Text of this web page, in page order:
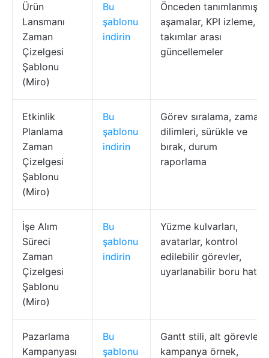
Ürün
Lansmanı
Zaman
Çizelgesi
Şablonu
(Miro)
Bu
şablonu
indirin
Önceden tanımlanmış
aşamalar, KPI izleme,
takımlar arası
güncellemeler
Etkinlik
Planlama
Zaman
Çizelgesi
Şablonu
(Miro)
Bu
şablonu
indirin
Görev sıralama, zaman
dilimleri, sürükle ve
bırak, durum
raporlama
İşe Alım
Süreci
Zaman
Çizelgesi
Şablonu
(Miro)
Bu
şablonu
indirin
Yüzme kulvarları,
avatarlar, kontrol
edilebilir görevler,
uyarlanabilir boru hattı
Pazarlama
Kampanyası
Bu
şablonu
Gantt stili, alt görevler,
kampanya örnek,